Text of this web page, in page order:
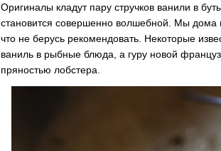
Оригиналы кладут пару стручков ванили в
становится совершенно волшебной. Мы дома
что не берусь рекомендовать. Некоторые
ваниль в рыбные блюда, а гуру новой
пряностью лобстера.